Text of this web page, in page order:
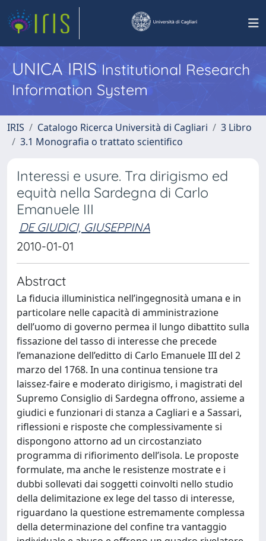
UNICA IRISInstitutional Research
Information System
IRIS Catalogo Ricerca Università di Cagliari
3 Libro
3.1 Monografia o trattato scientifico
Interessi e usure. Tra dirigismo ed
equità nella Sardegna di Carlo
Emanuele III
DE GIUDICI, GIUSEPPINA
2010-01-01
Abstract
La fiducia illuministica nell’ingegnosità umana e in
particolare nelle capacità di amministrazione
dell’uomo di governo permea il lungo dibattito sulla
fissazione del tasso di interesse che precede
l’emanazione dell’editto di Carlo Emanuele III del 2
marzo del 1768. In una continua tensione tra
laissez-faire e moderato dirigismo, i magistrati del
Supremo Consiglio di Sardegna offrono, assieme a
giudici e funzionari di stanza a Cagliari e a Sassari,
riflessioni e risposte che complessivamente si
dispongono attorno ad un circostanziato
programma di rifiorimento dell’isola. Le proposte
formulate, ma anche le resistenze mostrate e i
dubbi sollevati dai soggetti coinvolti nello studio
della delimitazione ex lege del tasso di interesse,
riguardano la questione estremamente complessa
della determinazione del confine tra vantaggio